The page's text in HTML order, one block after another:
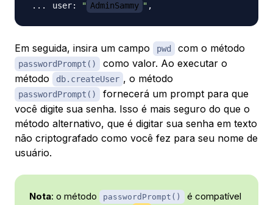
user: " AdminSammy "
Em seguida, insira um campo pwd com o método
passwordPrompt()
como valor. Ao executar o
método
db.createUser , o método
passwordPrompt()
fornecerá um prompt para que
você digite sua senha. Isso é mais seguro do que o
método alternativo, que é digitar sua senha em texto
não criptografado como você fez para seu nome de
usuário.
Nota: o método passwordPrompt()
é compatível